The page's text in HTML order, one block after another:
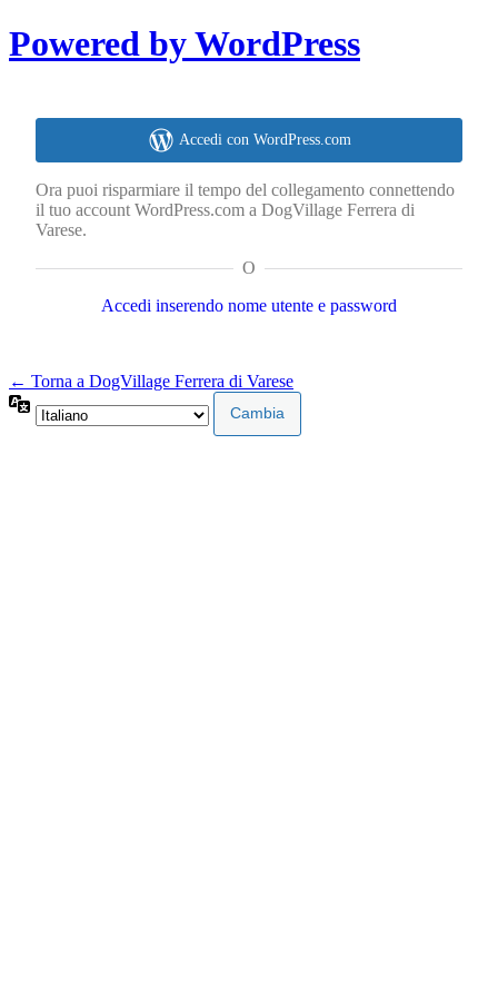
Powered by WordPress
Accedi con WordPress.com
Ora puoi risparmiare il tempo del collegamento connettendo
il tuo account WordPress.com a DogVillage Ferrera di
Varese.
O
Accedi inserendo nome utente e password
← Torna a DogVillage Ferrera di Varese